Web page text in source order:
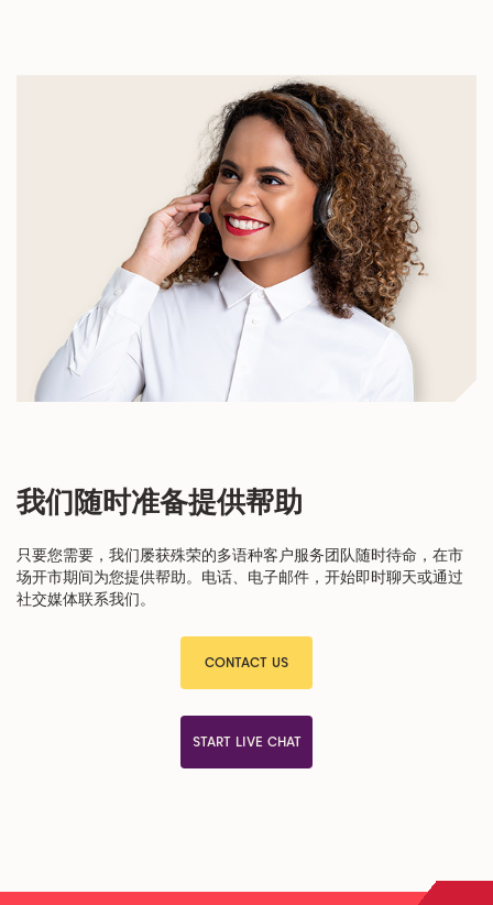
我们随时准备提供帮助
只要您需要，我们屡获殊荣的多语种客户服务团队随时待命，在市
场开市期间为您提供帮助。电话、电子邮件，开始即时聊天或通过
社交媒体联系我们。
CONTACT US
START LIVE CHAT